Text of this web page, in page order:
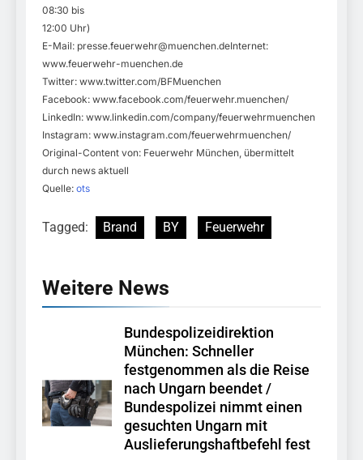
08:30 bis
12:00 Uhr)
E-Mail: presse.feuerwehr@muenchen.deInternet:
www.feuerwehr-muenchen.de
Twitter: www.twitter.com/BFMuenchen
Facebook: www.facebook.com/feuerwehr.muenchen/
LinkedIn: www.linkedin.com/company/feuerwehrmuenchen
Instagram: www.instagram.com/feuerwehrmuenchen/
Original-Content von: Feuerwehr München, übermittelt
durch news aktuell
Quelle: ots
Tagged: Brand BY Feuerwehr
Weitere News
Bundespolizeidirektion
München: Schneller
festgenommen als die Reise
nach Ungarn beendet /
Bundespolizei nimmt einen
gesuchten Ungarn mit
Auslieferungshaftbefehl fest